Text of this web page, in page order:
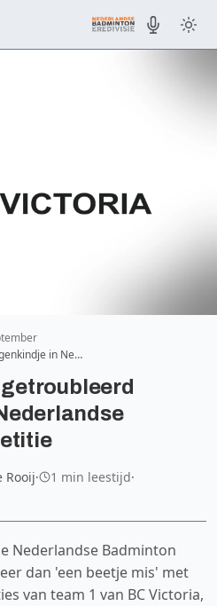
in Ne…
Rooij· 1 min leestijd·
Nederlandse Badminton
dan 'een beetje mis' met
van team 1 van BC Victoria,